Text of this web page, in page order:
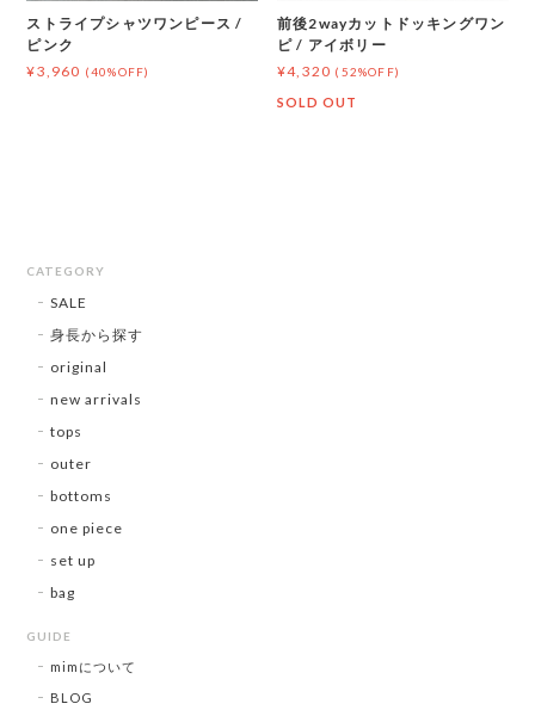
ストライプシャツワンピース /
ピンク
¥3,960 (40%OFF)
前後2wayカットドッキングワン
ピ / アイボリー
¥4,320 (52%OFF)
SOLD OUT
CATEGORY
SALE
身長から探す
original
new arrivals
tops
outer
bottoms
one piece
set up
bag
GUIDE
mimについて
BLOG